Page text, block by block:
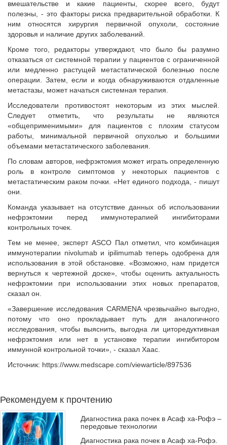
вмешательстве и какие пациенты, скорее всего, будут
полезны, - это факторы риска предварительной обработки. К
ним относятся хирургия первичной опухоли, состояние
здоровья и наличие других заболеваний.
Кроме того, редакторы утверждают, что было бы разумно
отказаться от системной терапии у пациентов с ограниченной
или медленно растущей метастатической болезнью после
операции. Затем, если и когда обнаруживаются отдаленные
метастазы, может начаться системная терапия.
Исследователи противостоят некоторым из этих мыслей.
Следует отметить, что результаты не являются
«общеприменимыми» для пациентов с плохим статусом
работы, минимальной первичной опухолью и большими
объемами метастатического заболевания.
По словам авторов, нефрэктомия может играть определенную
роль в контроле симптомов у некоторых пациентов с
метастатическим раком почки. «Нет единого подхода, - пишут
они.
Команда указывает на отсутствие данных об использовании
нефрэктомии перед иммунотерапией ингибиторами
контрольных точек.
Тем не менее, эксперт ASCO Пал отметил, что комбинация
иммунотерапии nivolumab и ipilimumab теперь одобрена для
использования в этой обстановке. «Возможно, нам придется
вернуться к чертежной доске», чтобы оценить актуальность
нефрэктомии при использовании этих новых препаратов,
сказал он.
«Завершение исследования CARMENA чрезвычайно выгодно,
потому что оно прокладывает путь для аналогичного
исследования, чтобы выяснить, выгодна ли циторедуктивная
нефрэктомия или нет в установке терапии ингибитором
иммунной контрольной точки», - сказал Хаас.
Источник: https://www.medscape.com/viewarticle/897536
Рекомендуем к прочтению
Диагностика рака почек в Асаф ха-Рофэ –
передовые технологии
Диагностика рака почек в Асаф ха-Рофэ.